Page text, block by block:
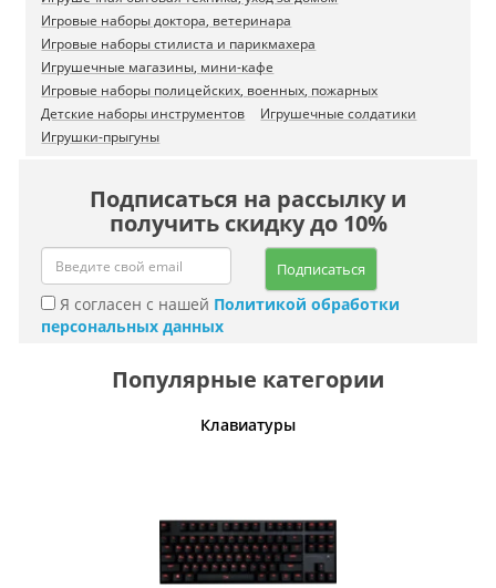
Игровые наборы доктора, ветеринара
Игровые наборы стилиста и парикмахера
Игрушечные магазины, мини-кафе
Игровые наборы полицейских, военных, пожарных
Детские наборы инструментов
Игрушечные солдатики
Игрушки-прыгуны
Подписаться на рассылку и
получить скидку до 10%
Подписаться
Я согласен с нашей Политикой обработки
персональных данных
Популярные категории
Клавиатуры